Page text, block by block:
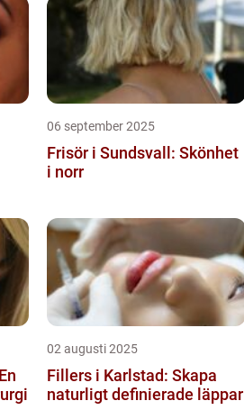
06 september 2025
Frisör i Sundsvall: Skönhet
i norr
02 augusti 2025
Fillers i Karlstad: Skapa
naturligt definierade läppar